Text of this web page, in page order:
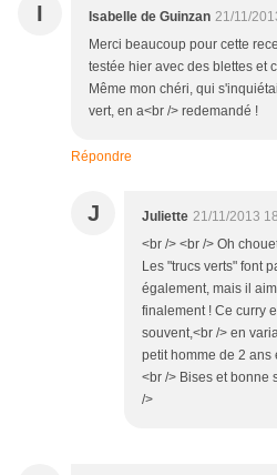
I Isabelle de Guinzan 21/11/
Merci beaucoup pour cette
testée hier avec des blettes et
Même mon chéri, qui
vert, en a<br /> redemandé !
Répondre
J Juliette 21/11/2013
<br /> <br /> Oh
Les "trucs verts" font
également, mais il
finalement ! Ce curry
souvent,<br /> en
petit homme de 2 ans
<br /> Bises et bonne
/>